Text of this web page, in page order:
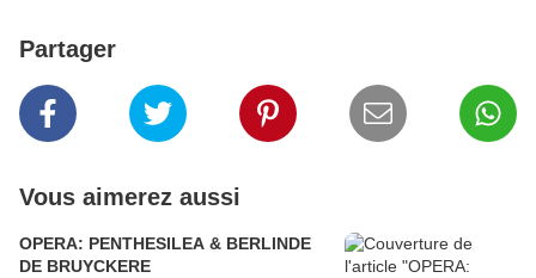
Partager
Vous aimerez aussi
OPERA: PENTHESILEA & BERLINDE
DE BRUYCKERE